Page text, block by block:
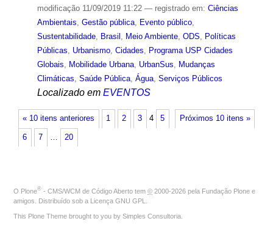
modificação11/09/2019 11:22 — registrado em: Ciências
Ambientais, Gestão pública, Evento público,
Sustentabilidade, Brasil , Meio Ambiente, ODS, Políticas
Públicas, Urbanismo, Cidades, Programa USP Cidades
Globais, Mobilidade Urbana, UrbanSus, Mudanças
Climáticas, Saúde Pública, Água, Serviços Públicos
Localizado em EVENTOS
« 10 itens anteriores Próximos 10 itens »
1 2 3 4 5
6 7 … 20
O Plone® - CMS/WCM de Código Aberto tem © 2000-2026 pela Fundação Plone e
amigos. Distribuído sob a Licença GNU GPL
This Plone Theme brought to you by Simples Consultoria